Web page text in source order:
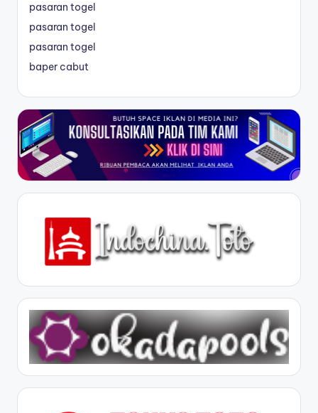
pasaran togel
pasaran togel
pasaran togel
baper cabut